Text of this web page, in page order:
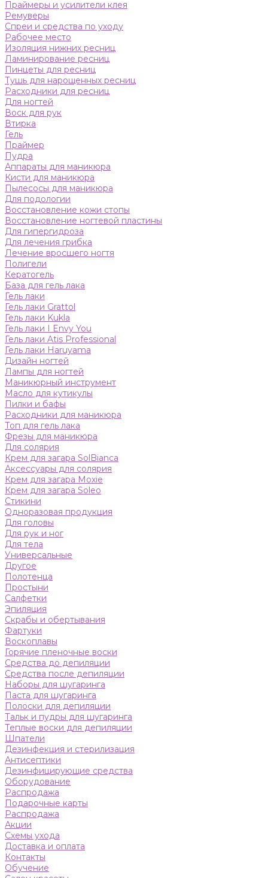
Праймеры и усилители клея
Ремуверы
Спреи и средства по уходу
Рабочее место
Изоляция нижних ресниц
Ламинирование ресниц
Пинцеты для ресниц
Тушь для нарощенных ресниц
Расходники для ресниц
Для ногтей
Воск для рук
Втирка
Гель
Праймер
Пудра
Аппараты для маникюра
Кисти для маникюра
Пылесосы для маникюра
Для подологии
Восстановление кожи стопы
Восстановление ногтевой пластины
Для гипергидроза
Для лечения грибка
Лечение вросшего ногтя
Полигели
Кератогель
База для гель лака
Гель лаки
Гель лаки Grattol
Гель лаки Kukla
Гель лаки I Envy You
Гель лаки Atis Professional
Гель лаки Haruyama
Дизайн ногтей
Лампы для ногтей
Маникюрный инструмент
Масло для кутикулы
Пилки и бафы
Расходники для маникюра
Топ для гель лака
Фрезы для маникюра
Для солярия
Крем для загара SolBianca
Аксессуары для солярия
Крем для загара Moxie
Крем для загара Soleo
Стикини
Одноразовая продукция
Для головы
Для рук и ног
Для тела
Универсальные
Другое
Полотенца
Простыни
Салфетки
Эпиляция
Скрабы и обертывания
Фартуки
Воскоплавы
Горячие пленочные воски
Средства до депиляции
Средства после депиляции
Наборы для шугаринга
Паста для шугаринга
Полоски для депиляции
Тальк и пудры для шугаринга
Теплые воски для депиляции
Шпатели
Дезинфекция и стерилизация
Антисептики
Дезинфицирующие средства
Оборудование
Распродажа
Подарочные карты
Распродажа
Акции
Схемы ухода
Доставка и оплата
Контакты
Обучение